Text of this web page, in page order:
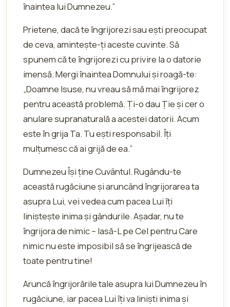
înaintea lui Dumnezeu.”
Prietene, dacă te îngrijorezi sau ești preocupat
de ceva, amintește-ți aceste cuvinte. Să
spunem că te îngrijorezi cu privire la o datorie
imensă. Mergi înaintea Domnului și roagă-te:
„Doamne Isuse, nu vreau să mă mai îngrijorez
pentru această problemă. Ți-o dau Ție și cer o
anulare supranaturală a acestei datorii. Acum
este în grija Ta. Tu ești responsabil. Îți
mulțumesc că ai grijă de ea.”
Dumnezeu Își ține Cuvântul. Rugându-te
această rugăciune și aruncând îngrijorarea ta
asupra Lui, vei vedea cum pacea Lui îți
liniștește inima și gândurile. Așadar, nu te
îngrijora de nimic – lasă-L pe Cel pentru Care
nimic nu este imposibil să se îngrijească de
toate pentru tine!
Aruncă îngrijorările tale asupra lui Dumnezeu în
rugăciune, iar pacea Lui îți va liniști inima și